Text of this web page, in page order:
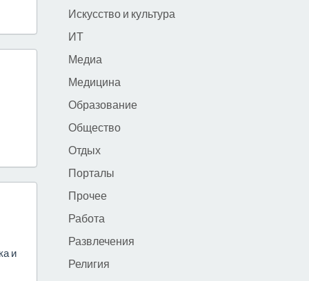
и
Искусство и культура
ИТ
Медиа
Медицина
Образование
Общество
Отдых
Порталы
Прочее
Работа
Развлечения
Религия